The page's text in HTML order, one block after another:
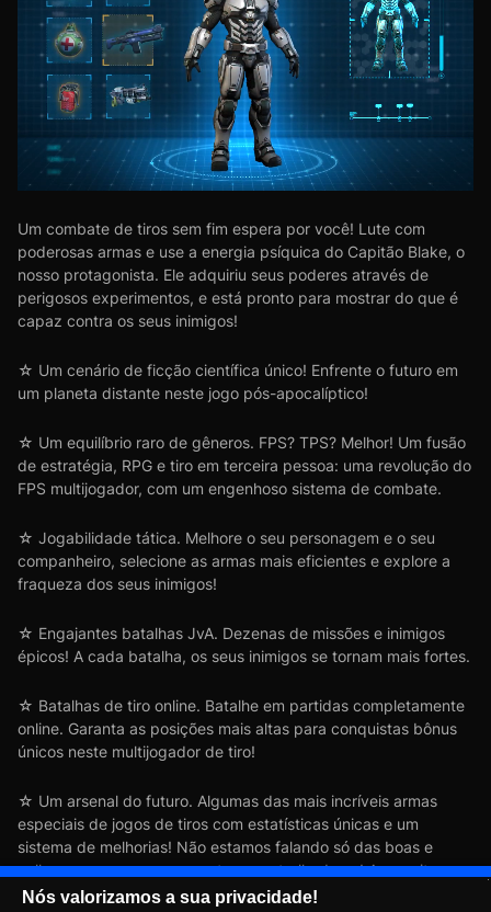
Nós valorizamos a sua privacidade!
Um combate de tiros sem fim espera por você! Lute com
poderosas armas e use a energia psíquica do Capitão Blake, o
nosso protagonista. Ele adquiriu seus poderes através de
perigosos experimentos, e está pronto para mostrar do que é
capaz contra os seus inimigos!
☆ Um cenário de ficção científica único! Enfrente o futuro em
um planeta distante neste jogo pós-apocalíptico!
☆ Um equilíbrio raro de gêneros. FPS? TPS? Melhor! Um fusão
de estratégia, RPG e tiro em terceira pessoa: uma revolução do
FPS multijogador, com um engenhoso sistema de combate.
☆ Jogabilidade tática. Melhore o seu personagem e o seu
companheiro, selecione as armas mais eficientes e explore a
fraqueza dos seus inimigos!
☆ Engajantes batalhas JvA. Dezenas de missões e inimigos
épicos! A cada batalha, os seus inimigos se tornam mais fortes.
☆ Batalhas de tiro online. Batalhe em partidas completamente
online. Garanta as posições mais altas para conquistas bônus
únicos neste multijogador de tiro!
☆ Um arsenal do futuro. Algumas das mais incríveis armas
especiais de jogos de tiros com estatísticas únicas e um
sistema de melhorias! Não estamos falando só das boas e
velhas armas, como escopetas e metralhadoras! Aproveite os
canhões de energia, de ácido e biônicos! Jogue como franco-